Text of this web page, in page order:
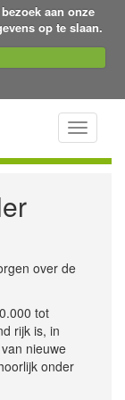
aan onze
op te slaan.
Toggle
over de
tot
rijk is, in
nieuwe
onder